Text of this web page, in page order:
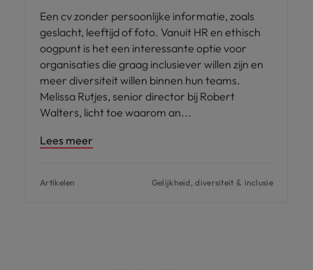
Een cv zonder persoonlijke informatie, zoals
geslacht, leeftijd of foto. Vanuit HR en ethisch
oogpunt is het een interessante optie voor
organisaties die graag inclusiever willen zijn en
meer diversiteit willen binnen hun teams.
Melissa Rutjes, senior director bij Robert
Walters, licht toe waarom an
Lees meer
Artikelen Gelijkheid, diversiteit & inclusie